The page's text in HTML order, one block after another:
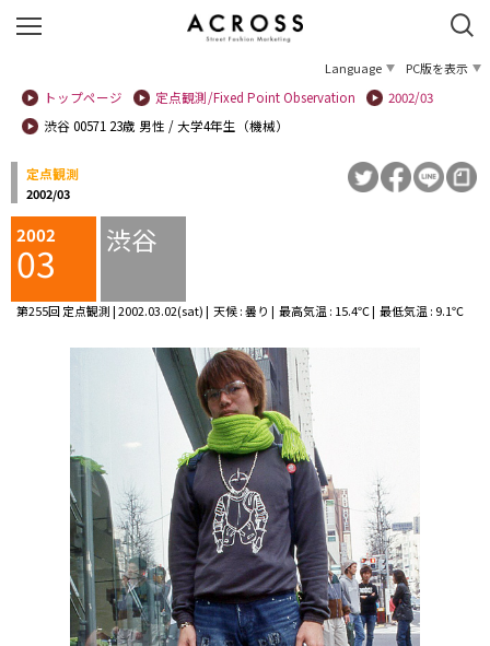
Language
PC版を表示
トップページ
定点観測/Fixed Point Observation
2002/03
渋谷 00571 23歳 男性 / 大学4年生（機械）
定点観測
2002/03
2002
03 渋谷
第255回 定点観測 | 2002.03.02(sat) | 天候 : 曇り | 最高気温 : 15.4℃ | 最低気温 : 9.1℃